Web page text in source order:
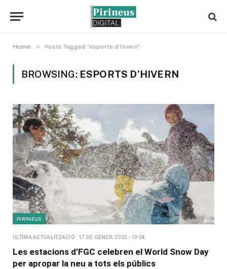
Home » Posts Tagged "esports d’hivern"
BROWSING: ESPORTS D’HIVERN
PIRINEUS
ULTIMA ACTUALITZACIÓ 17 DE GENER, 2025 - 19:04
Les estacions d’FGC celebren el World Snow Day
per apropar la neu a tots els públics